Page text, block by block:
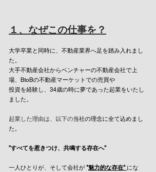
１、なぜこの仕事を？
大学卒業と同時に、不動産業界へ足を踏み入れまし
た。
大手不動産会社からベンチャーの不動産会社で上
場、BtoBの不動産マーケットでの売買や
投資を経験し、34歳の時に夢であった起業をいたし
ました。
起業した理由は、以下の当社の理念に全て込めまし
た。
”すべてを惹きつけ、共鳴する存在へ”
一人ひとりが、そして会社が "魅力的な存在" にな